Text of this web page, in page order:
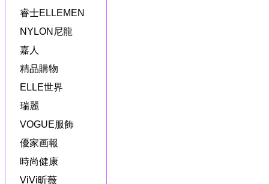
睿士ELLEMEN
NYLON尼龍
嘉人
精品購物
ELLE世界
瑞麗
VOGUE服飾
優家画報
時尚健康
ViVi昕薇